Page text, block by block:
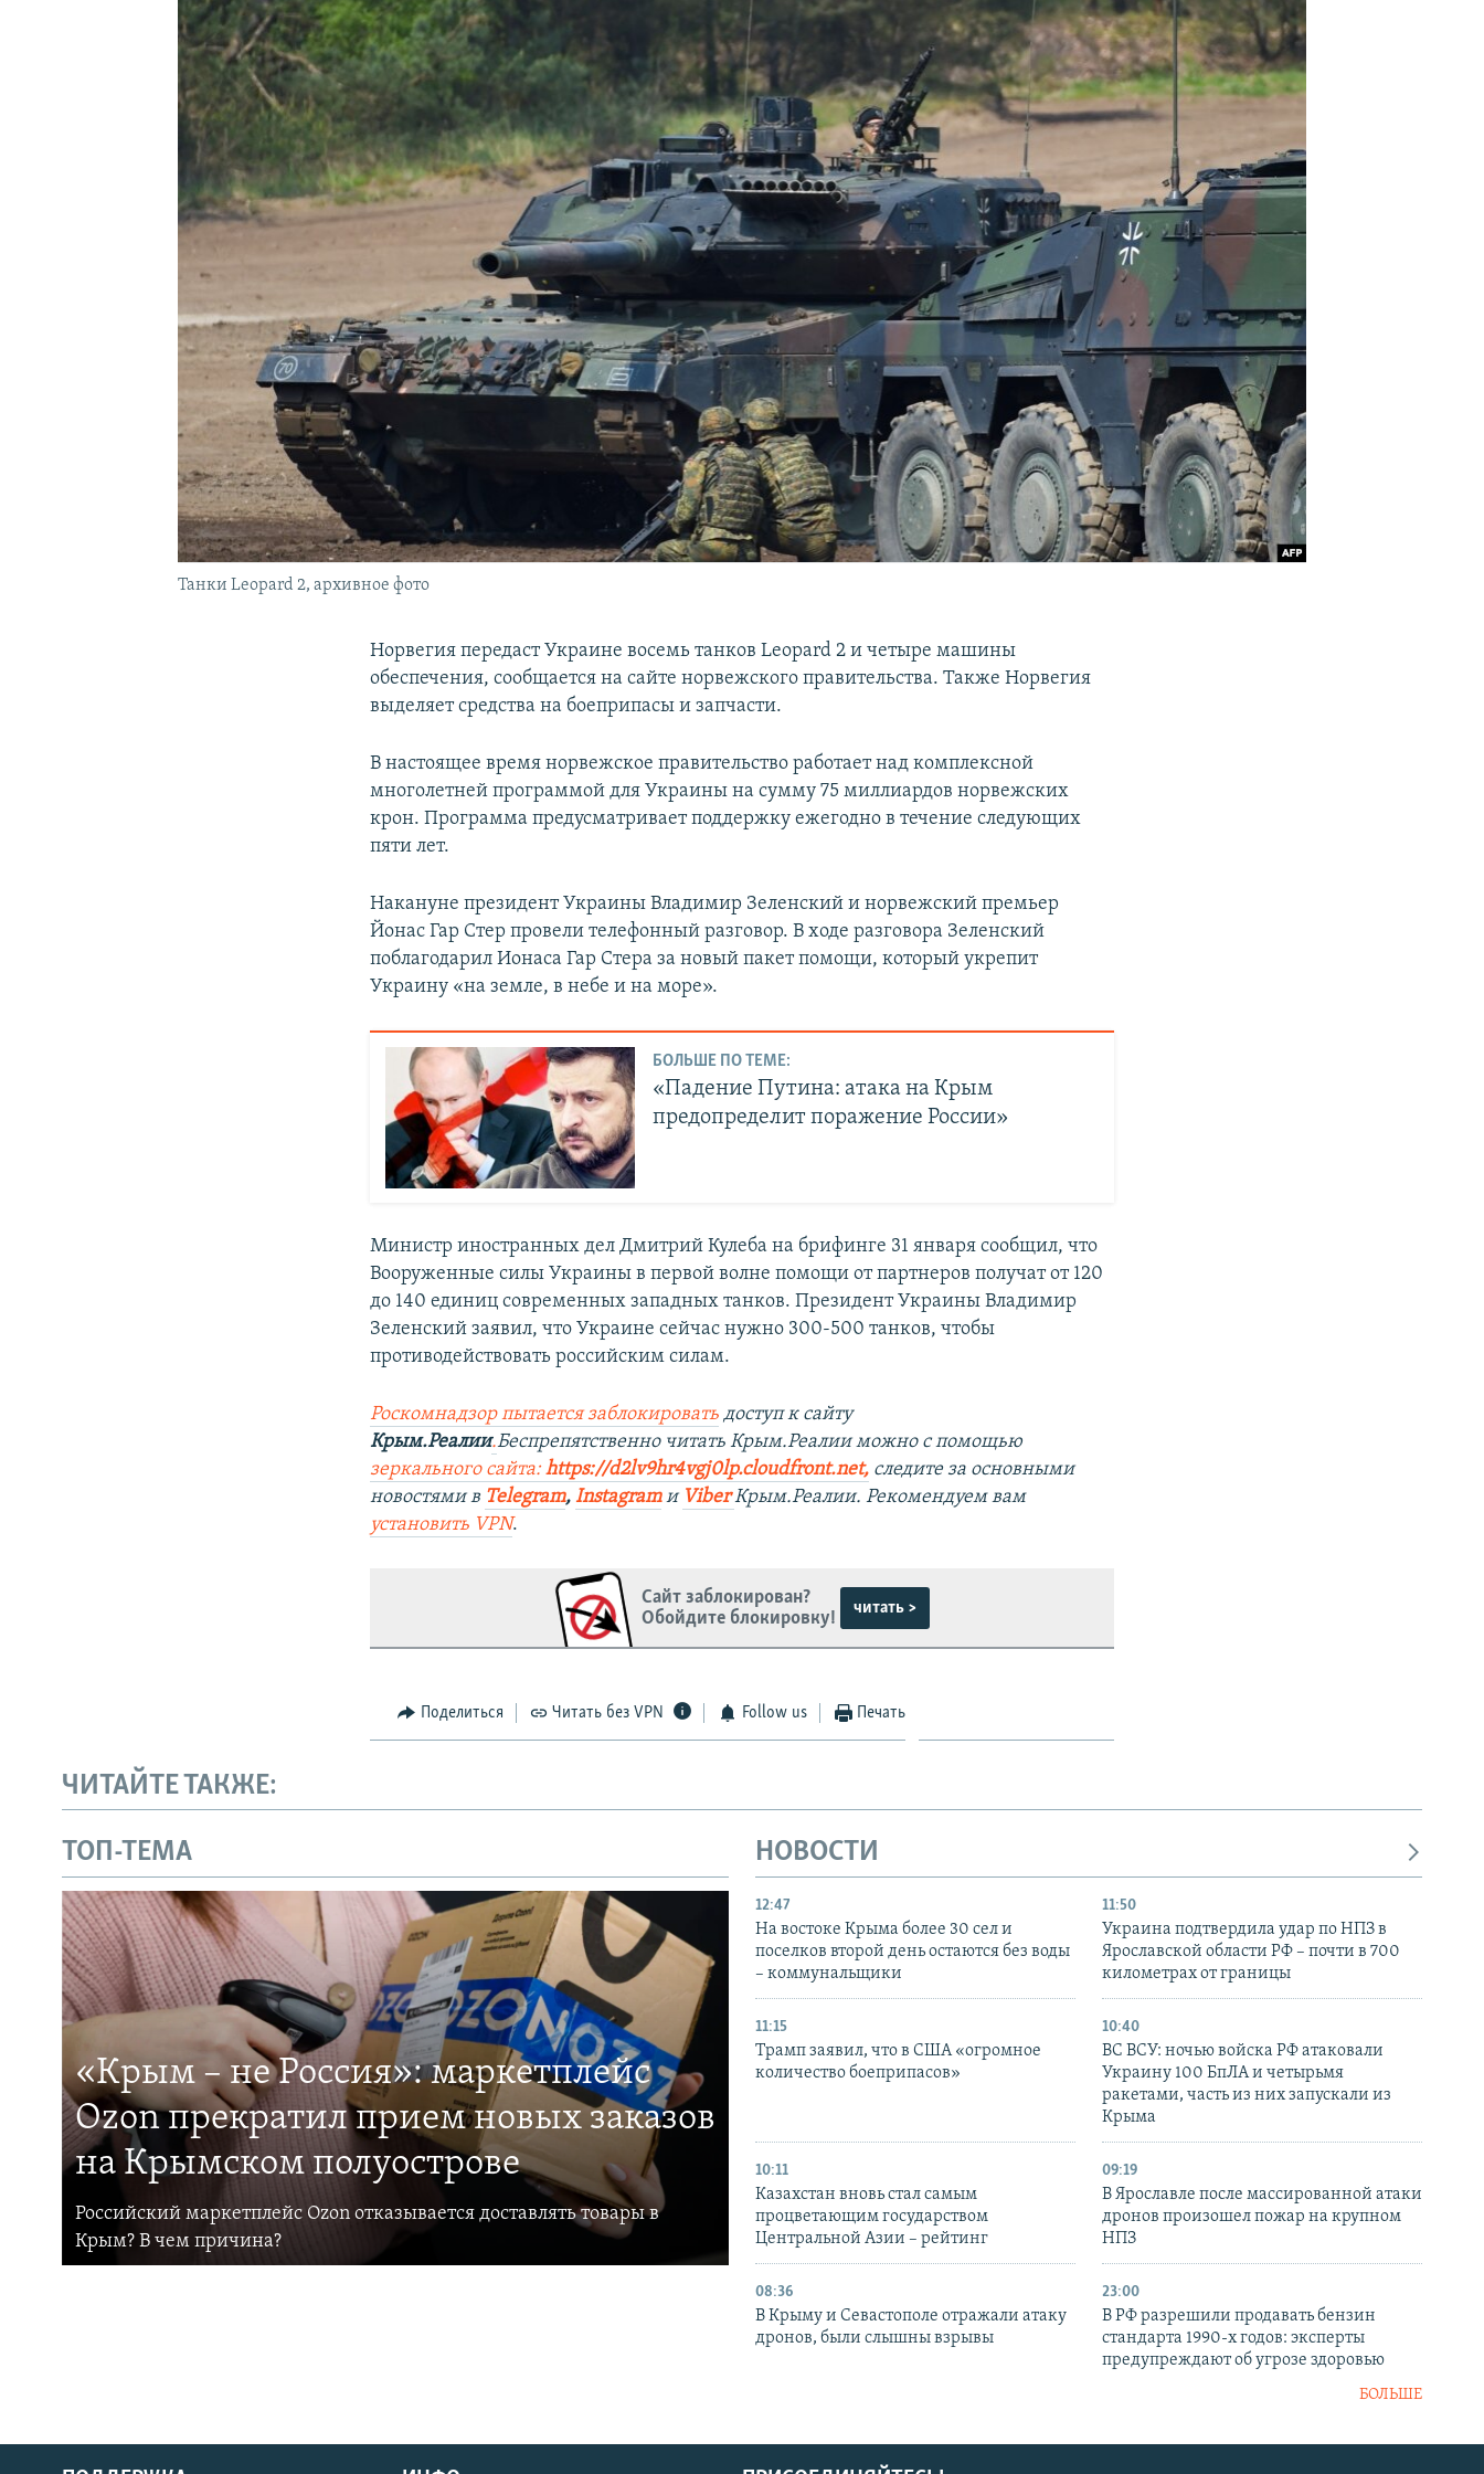
КРЫМ.НЕПОКОРЕННЫЙ
УКРАИНСКАЯ ПРОБЛЕМА КРЫМА
Танки Leopard 2, архивное фото
Норвегия передаст Украине восемь танков Leopard 2 и четыре машины
обеспечения, сообщается на сайте норвежского правительства. Также Норвегия
выделяет средства на боеприпасы и запчасти.
В настоящее время норвежское правительство работает над комплексной
многолетней программой для Украины на сумму 75 миллиардов норвежских
крон. Программа предусматривает поддержку ежегодно в течение следующих
пяти лет.
Накануне президент Украины Владимир Зеленский и норвежский премьер
Йонас Гар Стер провели телефонный разговор. В ходе разговора Зеленский
поблагодарил Ионаса Гар Стера за новый пакет помощи, который укрепит
Украину «на земле, в небе и на море».
БОЛЬШЕ ПО ТЕМЕ:
«Падение Путина: атака на Крым
предопределит поражение России»
Министр иностранных дел Дмитрий Кулеба на брифинге 31 января сообщил, что
Вооруженные силы Украины в первой волне помощи от партнеров получат от 120
до 140 единиц современных западных танков. Президент Украины Владимир
Зеленский заявил, что Украине сейчас нужно 300-500 танков, чтобы
противодействовать российским силам.
Роскомнадзор пытается заблокировать доступ к сайту
Крым.Реалии.Беспрепятственно читать Крым.Реалии можно с помощью
зеркального сайта:https://d2lv9hr4vgj0lp.cloudfront.net, следите за основными
новостями в Telegram,Instagramи ViberКрым.Реалии. Рекомендуем вам
установить VPN.
Сайт заблокирован?
Обойдите блокировку!
читать >
Поделиться Читать без VPN Follow us Печать
ЧИТАЙТЕ ТАКЖЕ:
ТОП-ТЕМА
«Крым – не Россия»: маркетплейс
Ozon прекратил прием новых заказов
на Крымском полуострове
Российский маркетплейс Ozon отказывается доставлять товары в
Крым? В чем причина?
НОВОСТИ
12:47
На востоке Крыма более 30 сел и
поселков второй день остаются без воды
– коммунальщики
11:50
Украина подтвердила удар по НПЗ в
Ярославской области РФ – почти в 700
километрах от границы
11:15
Трамп заявил, что в США «огромное
количество боеприпасов»
10:40
ВС ВСУ: ночью войска РФ атаковали
Украину 100 БпЛА и четырьмя
ракетами, часть из них запускали из
Крыма
10:11
Казахстан вновь стал самым
процветающим государством
Центральной Азии – рейтинг
09:19
В Ярославле после массированной атаки
дронов произошел пожар на крупном
НПЗ
08:36
В Крыму и Севастополе отражали атаку
дронов, были слышны взрывы
23:00
В РФ разрешили продавать бензин
стандарта 1990-х годов: эксперты
предупреждают об угрозе здоровью
БОЛЬШЕ